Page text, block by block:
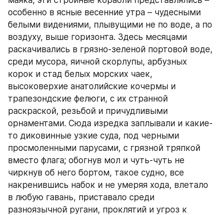
особенно в ясные весенние утра – чудесными
белыми видениями, плывущими не по воде, а по
воздуху, выше горизонта. Здесь месяцами
раскачивались в грязно-зеленой портовой воде,
среди мусора, яичной скорлупы, арбузных
корок и стад белых морских чаек,
высоковерхие анатолийские кочермы и
трапезондские фелюги, с их странной
раскраской, резьбой и причудливыми
орнаментами. Сюда изредка заплывали и какие-
то диковинные узкие суда, под черными
просмоленными парусами, с грязной тряпкой
вместо флага; обогнув мол и чуть-чуть не
чиркнув об него бортом, такое судно, все
накренившись набок и не умеряя хода, влетало
в любую гавань, приставало среди
разноязычной ругани, проклятий и угроз к